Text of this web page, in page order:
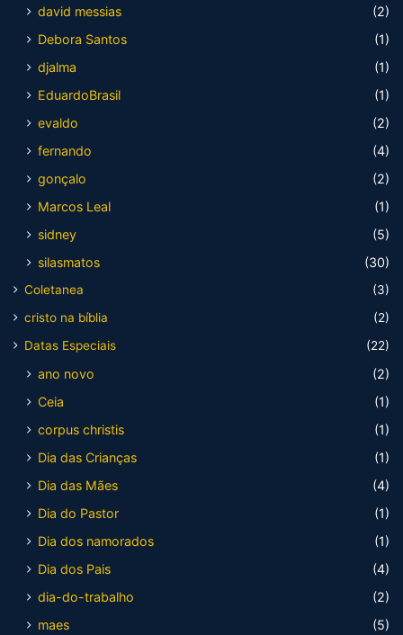
david messias
(2)
Debora Santos
(1)
djalma
(1)
EduardoBrasil
(1)
evaldo
(2)
fernando
(4)
gonçalo
(2)
Marcos Leal
(1)
sidney
(5)
silasmatos
(30)
Coletanea
(3)
cristo na bíblia
(2)
Datas Especiais
(22)
ano novo
(2)
Ceia
(1)
corpus christis
(1)
Dia das Crianças
(1)
Dia das Mães
(4)
Dia do Pastor
(1)
Dia dos namorados
(1)
Dia dos Pais
(4)
dia-do-trabalho
(2)
maes
(5)